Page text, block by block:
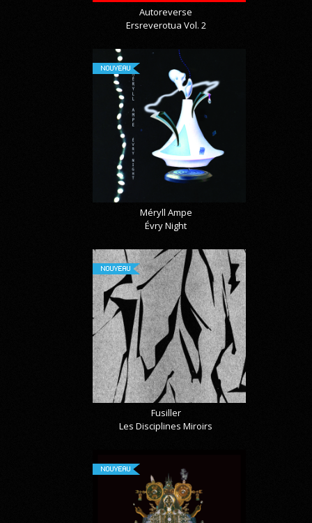
Autoreverse
Ersreverotua Vol. 2
NOUVEAU
Méryll Ampe
Évry Night
NOUVEAU
Fusiller
Les Disciplines Miroirs
NOUVEAU